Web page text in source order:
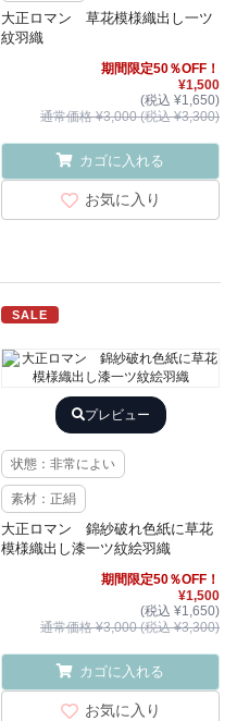
大正ロマン 草花模様織出し一ツ
紋羽織
期間限定50％OFF！
¥1,500
(税込 ¥1,650)
通常価格 ¥3,000 (税込 ¥3,300)
カゴに入れる
お気に入り
SALE
プレビュー
状態：非常によい
素材：正絹
大正ロマン 錦紗破れ色紙に草花
模様織出し漆一ツ紋絵羽織
期間限定50％OFF！
¥1,500
(税込 ¥1,650)
通常価格 ¥3,000 (税込 ¥3,300)
カゴに入れる
お気に入り